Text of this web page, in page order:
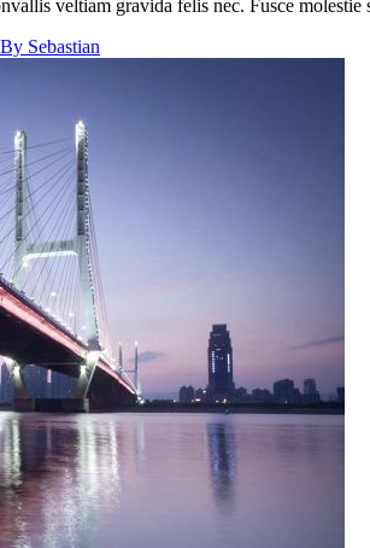
veltiam gravida felis nec. Fusce molestie
By Sebastian